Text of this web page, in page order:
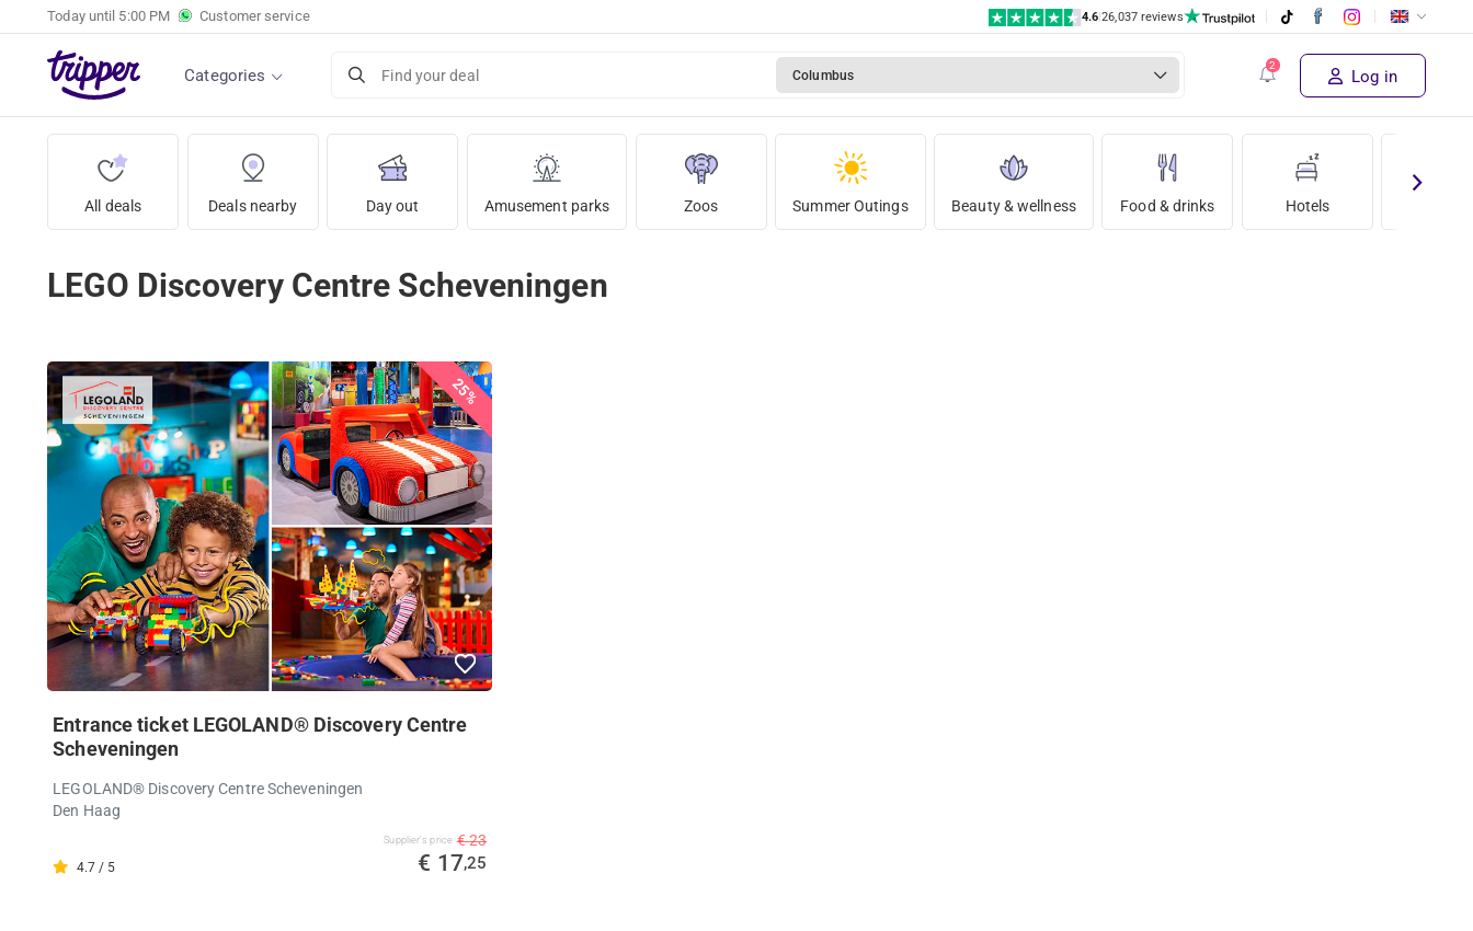
Today until 5:00 PM Customer service 4.6|26,037 reviews
Categories Find your deal Columbus Log in
All deals Deals nearby Day out Amusement parks Zoos Summer Outings Beauty & wellness Food & drinks Hotels
LEGO Discovery Centre Scheveningen
25%
Entrance ticket LEGOLAND® Discovery Centre
Scheveningen
LEGOLAND® Discovery Centre Scheveningen
Den Haag
4.7 / 5
Supplier's price € 23
€ 17,25